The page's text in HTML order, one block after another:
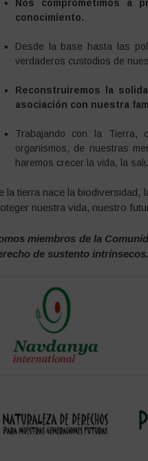
Nos comprometimos a
conocimiento.
Desde la base hasta las
verdaderos custodios de
Reconstruiremos la
asociación con nuestra
Trabajando con la Tierra,
organismos, de nuestras
haremos crecer la vida, la
la tierra nace la
nuestra vida, nuestro
miembros de la
de sustento intrínsecos.